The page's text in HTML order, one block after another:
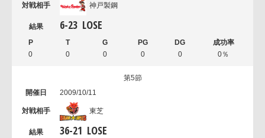
神戸製鋼
6-23 LOSE
0 0 0 0 0 0％
第5節
2009/10/11
東芝
36-21 LOSE